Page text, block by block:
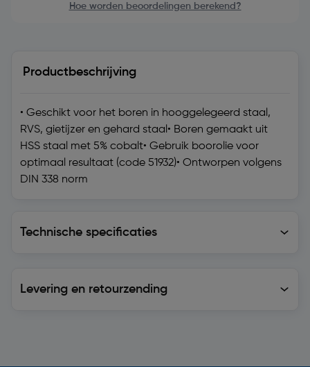
Hoe worden beoordelingen berekend?
Productbeschrijving
• Geschikt voor het boren in hooggelegeerd staal,
RVS, gietijzer en gehard staal• Boren gemaakt uit
HSS staal met 5% cobalt• Gebruik boorolie voor
optimaal resultaat (code 51932)• Ontworpen volgens
DIN 338 norm
Technische specificaties
Levering en retourzending